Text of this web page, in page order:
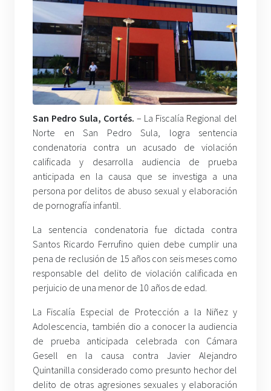
San Pedro Sula, Cortés. – La Fiscalía Regional del
Norte en San Pedro Sula, logra sentencia
condenatoria contra un acusado de violación
calificada y desarrolla audiencia de prueba
anticipada en la causa que se investiga a una
persona por delitos de abuso sexual y elaboración
de pornografía infantil.
La sentencia condenatoria fue dictada contra
Santos Ricardo Ferrufino quien debe cumplir una
pena de reclusión de 15 años con seis meses como
responsable del delito de violación calificada en
perjuicio de una menor de 10 años de edad.
La Fiscalía Especial de Protección a la Niñez y
Adolescencia, también dio a conocer la audiencia
de prueba anticipada celebrada con Cámara
Gesell en la causa contra Javier Alejandro
Quintanilla considerado como presunto hechor del
delito de otras agresiones sexuales y elaboración